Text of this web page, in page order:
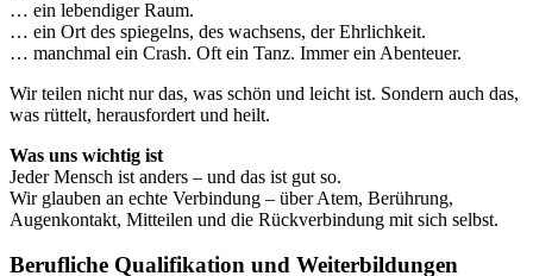
… ein lebendiger Raum.
… ein Ort des spiegelns, des wachsens, der Ehrlichkeit.
… manchmal ein Crash. Oft ein Tanz. Immer ein Abenteuer.
Wir teilen nicht nur das, was schön und leicht ist. Sondern auch das,
was rüttelt, herausfordert und heilt.
Was uns wichtig ist
Jeder Mensch ist anders – und das ist gut so.
Wir glauben an echte Verbindung – über Atem, Berührung,
Augenkontakt, Mitteilen und die Rückverbindung mit sich selbst.
Berufliche Qualifikation und Weiterbildungen